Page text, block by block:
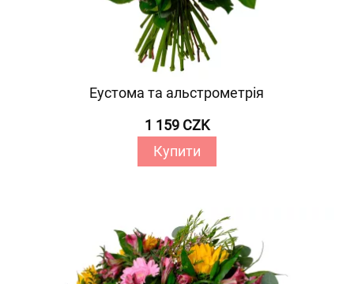
Еустома та альстрометрія
1 159 CZK
Купити